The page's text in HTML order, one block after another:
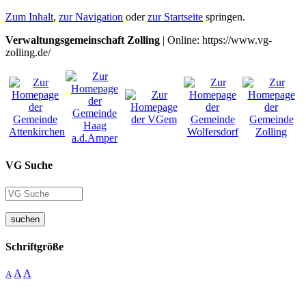
Zum Inhalt, zur Navigation oderzur Startseite springen.
Verwaltungsgemeinschaft Zolling | Online: https://www.vg-
zolling.de/
VG Suche
suchen
Schriftgröße
A A A